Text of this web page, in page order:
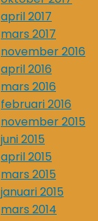
april 2017
mars 2017
november 2016
april 2016
mars 2016
februari 2016
november 2015
juni 2015
april 2015
mars 2015
januari 2015
mars 2014